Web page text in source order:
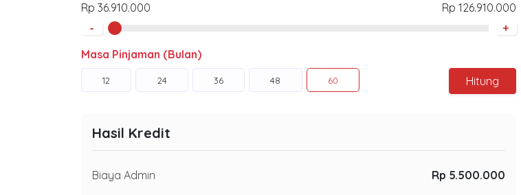
Rp 36.910.000
Rp 126.910.000
-
+
Masa Pinjaman (Bulan)
12 24 36 48 60 Hitung
Hasil Kredit
Biaya Admin
Rp 5.500.000